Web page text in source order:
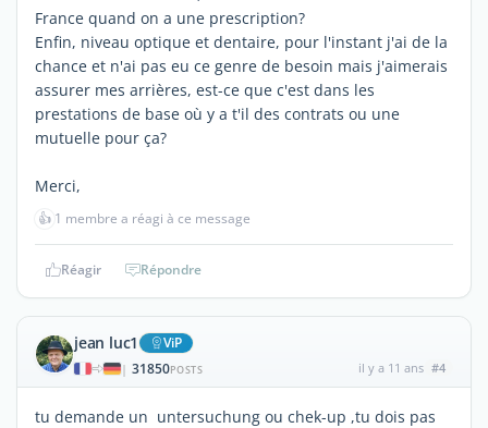
France quand on a une prescription?
Enfin, niveau optique et dentaire, pour l'instant j'ai de la
chance et n'ai pas eu ce genre de besoin mais j'aimerais
assurer mes arrières, est-ce que c'est dans les
prestations de base où y a t'il des contrats ou une
mutuelle pour ça?
Merci,
👍 1 membre a réagi à ce message
Réagir Répondre
jean luc1 ViP
| 31850POSTS il y a 11 ans #4
tu demande un untersuchung ou chek-up ,tu dois pas